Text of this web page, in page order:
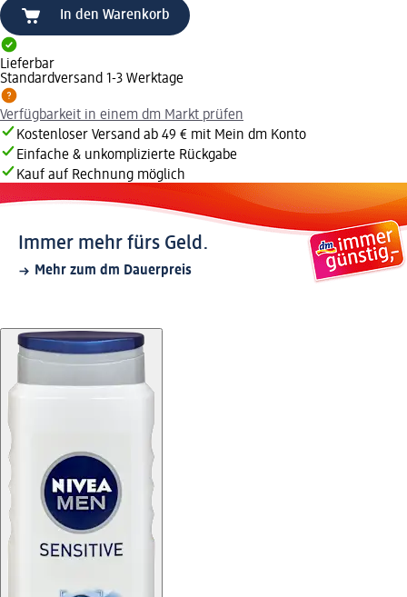
In den Warenkorb
Lieferbar
Standardversand 1-3 Werktage
Verfügbarkeit in einem dm Markt prüfen
Kostenloser Versand ab 49 € mit Mein dm Konto
Einfache & unkomplizierte Rückgabe
Kauf auf Rechnung möglich
Immer mehr fürs Geld.
Mehr zum dm Dauerpreis